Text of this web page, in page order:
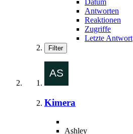
Datum
Antworten
Reaktionen
Zugriffe
Letzte Antwort
Filter
Kimera
Ashley